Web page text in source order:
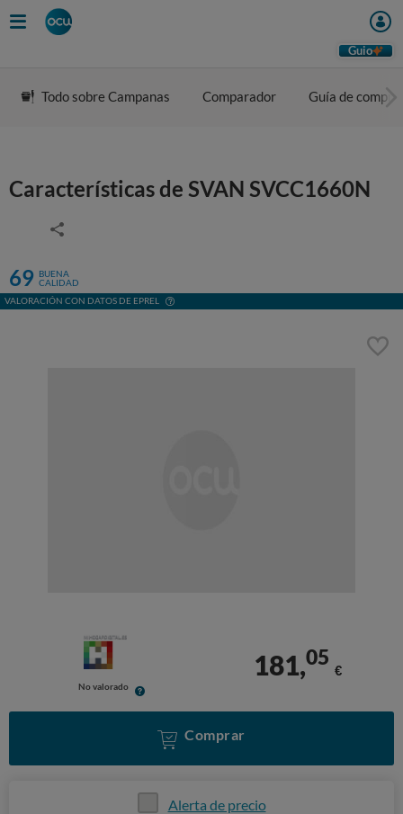
Guio
Todo sobre Campanas Comparador Guía de compra
Características de SVAN SVCC1660N
69 BUENA
CALIDAD
VALORACIÓN CON DATOS DE EPREL
No valorado
181,05
€
Comprar
Alerta de precio